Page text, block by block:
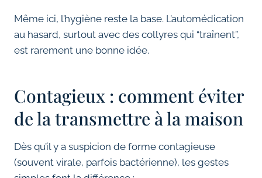
Même ici, l’hygiène reste la base. L’automédication
au hasard, surtout avec des collyres qui “traînent”,
est rarement une bonne idée.
Contagieux : comment éviter
de la transmettre à la maison
Dès qu’il y a suspicion de forme contagieuse
(souvent virale, parfois bactérienne), les gestes